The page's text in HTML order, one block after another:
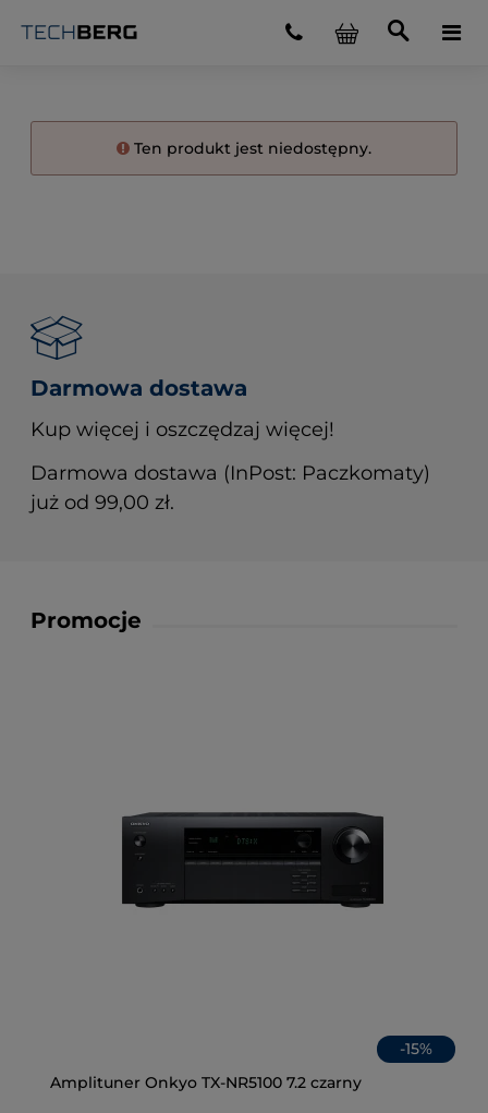
Ten produkt jest niedostępny.
Darmowa dostawa
Kup więcej i oszczędzaj więcej!
Darmowa dostawa (InPost: Paczkomaty)
już od 99,00 zł.
Promocje
15%
Amplituner Onkyo TX-NR5100 7.2 czarny